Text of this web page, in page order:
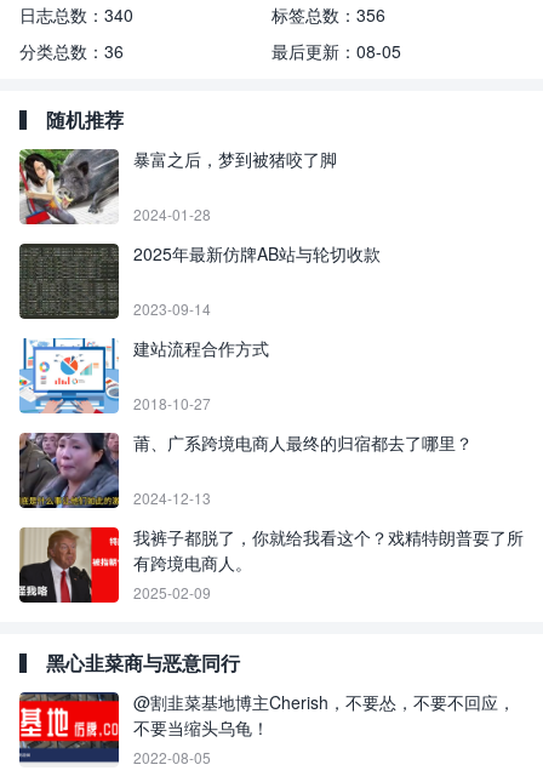
日志总数： 340 标签总数： 356
分类总数： 36 最后更新： 08-05
随机推荐
暴富之后，梦到被猪咬了脚
2024-01-28
2025年最新仿牌AB站与轮切收款
2023-09-14
建站流程合作方式
2018-10-27
莆、广系跨境电商人最终的归宿都去了哪里？
2024-12-13
我裤子都脱了，你就给我看这个？戏精特朗普耍了所
有跨境电商人。
2025-02-09
黑心韭菜商与恶意同行
@割韭菜基地博主Cherish，不要怂，不要不回应，
不要当缩头乌龟！
2022-08-05